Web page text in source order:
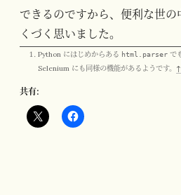
できるのですから、便利な世
くづく思いました。
Python にはじめからある html.parser で
Selenium にも同様の機能があるようです。 ↑
共有: